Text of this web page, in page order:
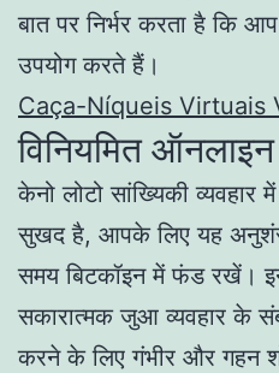
बात पर निर्भर करता है कि
उपयोग करते हैं।
Caça-Níqueis Virtuais
विनियमित
केनो लोटो सांख्यिकी व्यवहार
सुखद है, आपके लिए यह
समय बिटकॉइन में फंड रखें।
सकारात्मक जुआ व्यवहार के
करने के लिए गंभीर और गहन